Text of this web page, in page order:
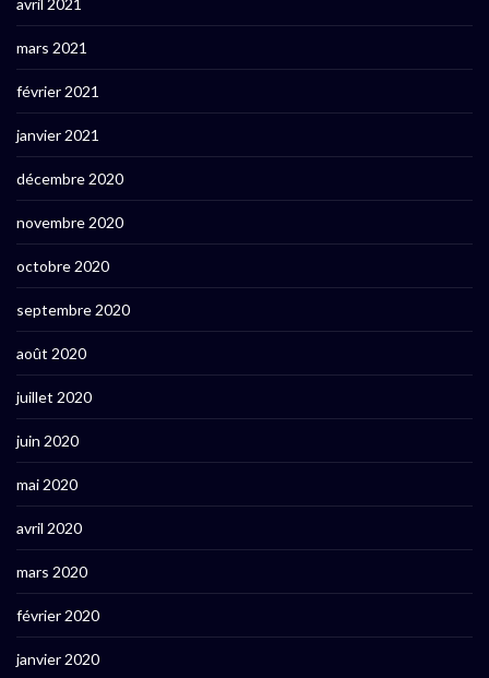
avril 2021
mars 2021
février 2021
janvier 2021
décembre 2020
novembre 2020
octobre 2020
septembre 2020
août 2020
juillet 2020
juin 2020
mai 2020
avril 2020
mars 2020
février 2020
janvier 2020